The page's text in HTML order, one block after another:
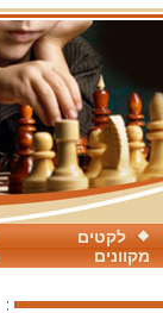
לקטים
מקוונים